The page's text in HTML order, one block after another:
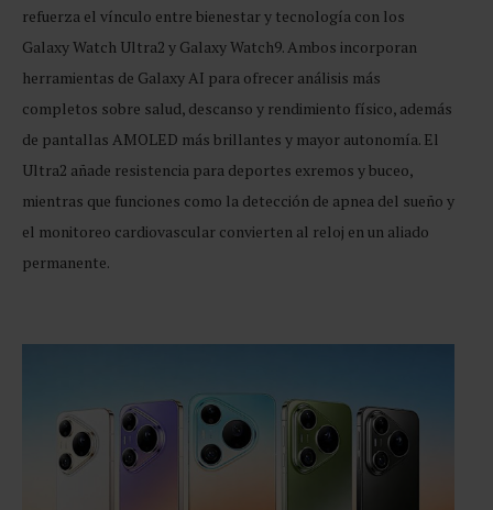
refuerza el vínculo entre bienestar y tecnología con los
Galaxy Watch Ultra2 y Galaxy Watch9. Ambos incorporan
herramientas de Galaxy AI para ofrecer análisis más
completos sobre salud, descanso y rendimiento físico, además
de pantallas AMOLED más brillantes y mayor autonomía. El
Ultra2 añade resistencia para deportes exremos y buceo,
mientras que funciones como la detección de apnea del sueño y
el monitoreo cardiovascular convierten al reloj en un aliado
permanente.